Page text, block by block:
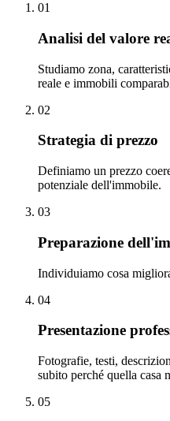
01
Analisi del valore
Studiamo zona,
reale e immobili
02
Strategia di prezzo
Definiamo un prezzo
potenziale dell'immobile.
03
Preparazione
Individuiamo cosa
04
Presentazione
Fotografie, testi,
subito perché quella casa
05